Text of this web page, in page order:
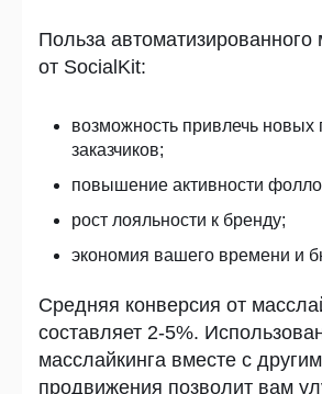
Польза автоматизированного
от SocialKit:
возможность привлечь новых
заказчиков;
повышение активности
рост лояльности к бренду;
экономия вашего времени и
Средняя конверсия от
составляет 2-5%.
масслайкинга вместе с
продвижения позволит вам